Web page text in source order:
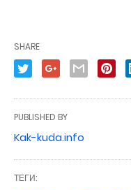
SHARE
PUBLISHED BY
Kak-kuda.info
ТЕГИ: